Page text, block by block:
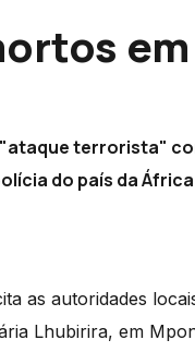
terrorista"
do país da
as autoridades
Lhubirira, em